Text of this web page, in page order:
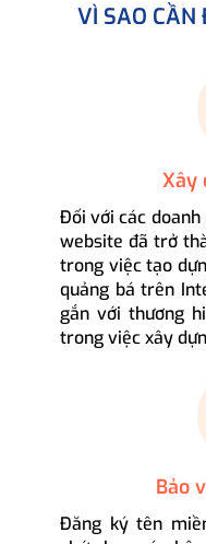
VÌ SAO CẦN
Xây
Đối với các doanh
website đã trở
trong việc tạo
quảng bá trên
gắn với thương
trong việc xây
Bảo
Đăng ký tên